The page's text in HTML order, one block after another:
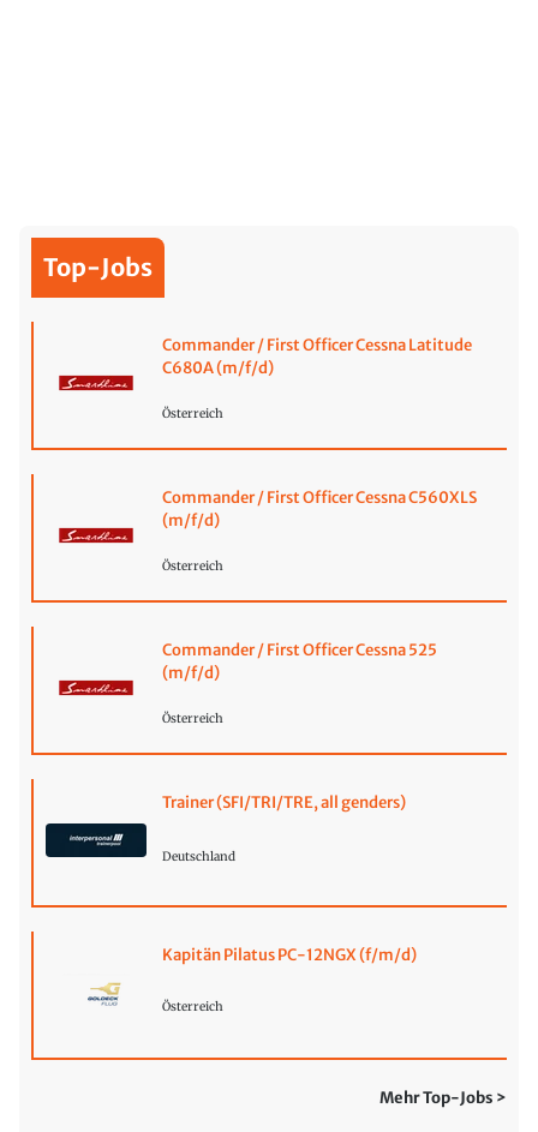
Top-Jobs
Commander / First Officer Cessna Latitude
C680A (m/f/d)
Österreich
Commander / First Officer Cessna C560XLS
(m/f/d)
Österreich
Commander / First Officer Cessna 525
(m/f/d)
Österreich
Trainer (SFI/TRI/TRE, all genders)
Deutschland
Kapitän Pilatus PC-12NGX (f/m/d)
Österreich
Mehr Top-Jobs >